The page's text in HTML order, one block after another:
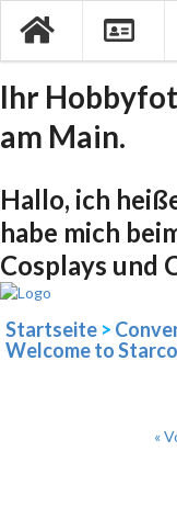
Ihr
am Main.
Hallo, ich
habe mich
Cosplays und
Startseite >
Welcome to
«